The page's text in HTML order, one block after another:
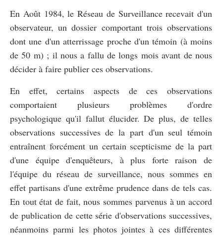
En Août 1984, le Réseau de Surveillance recevait d'un
observateur, un dossier comportant trois observations
dont une d'un atterrissage proche d'un témoin (à moins
de 50 m) ; il nous a fallu de longs mois avant de nous
décider à faire publier ces observations.
En effet, certains aspects de ces observations
comportaient plusieurs problèmes d'ordre
psychologique qu'il fallut élucider. De plus, de telles
observations successives de la part d'un seul témoin
entraînent forcément un certain scepticisme de la part
d'une équipe d'enquêteurs, à plus forte raison de
l'équipe du réseau de surveillance, nous sommes en
effet partisans d'une extrême prudence dans de tels cas.
En tout état de fait, nous sommes parvenus à un accord
de publication de cette série d'observations successives,
néanmoins parmi les photos jointes à ces différentes